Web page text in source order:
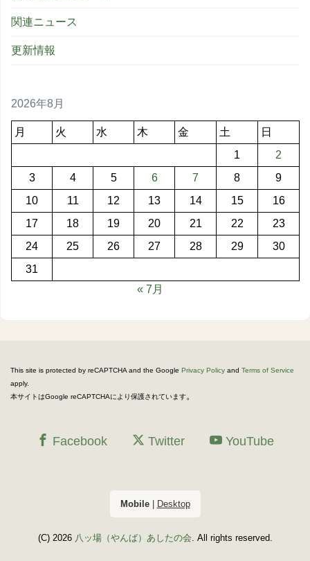
関連ニュース
更新情報
2026年8月
月 火 水 木 金 土
日
1
2
3
4 5 6 7 8
9
10
11 12 13 14 15
16
17
18 19 20 21 22
23
24
25 26 27 28 29
30
31
« 7月
This site is protected by reCAPTCHA and the Google Privacy Policy and Terms of Service
apply.
本サイトはGoogle reCAPTCHAにより保護されています。
Facebook Twitter YouTube
Mobile| Desktop
(C) 2026 八ッ場（やんば）あしたの会. All rights reserved.